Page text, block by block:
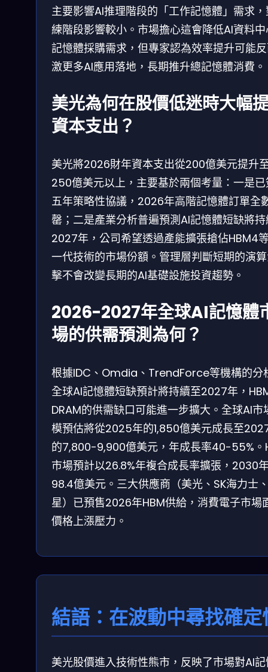
主要影響AI推理階段的「工作記憶體」需求
練階段影響較小。市場擔心這會降低AI資料
記憶體採購需求，但專家認為效率提升可能
激更多AI應用落地，長期推升總記憶體消費。
美光為何在股價低迷時大幅
資本支出？
美光將2026財年資本支出從200億美元提升
250億美元以上，主要基於兩個考量：一是
五年策略性協議，2026年高階記憶體訂單全
罄；二是產業分析普遍預測AI記憶體短缺將
2027年，公司希望透過產能擴張搶佔HBM4
一代技術的市場份額。管理層判斷短期的演
擊不會改變長期的AI基礎設施投資趨勢。
2026-2027年全球AI記憶體
場的供需預測為何？
根據IDC、Omdia、TrendForce等機構的分
全球AI記憶體短缺預計將持續至2027年，
DRAM的供需缺口可能進一步擴大。全球AI市
模預估將從2025年的1,850億美元成長至
的7,800-9,900億美元，年成長率40-55%。
市場預計以26.8%年複合成長率擴張，2030
98.4億美元。三大供應商（美光、SK海力士
星）已預售2026年HBM供給，消費電子市場
價格上漲壓力。
結語：在波動中尋找確定
美光股價進入技術性熊市，反映了市場對AI